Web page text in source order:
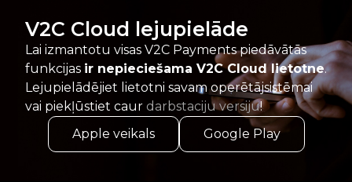
V2C Cloud lejupielāde
Lai izmantotu visas V2C Payments piedāvātās
funkcijas ir nepieciešama V2C Cloud lietotne.
Lejupielādējiet lietotni savam operētājsistēmai
vai piekļūstiet caur darbstaciju versiju!
Apple veikals
Google Play